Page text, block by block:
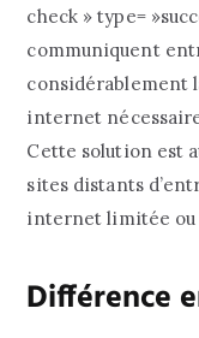
check » type=
communiquent
considérablement
internet
Cette solution est
sites distants
internet limitée ou
Différence